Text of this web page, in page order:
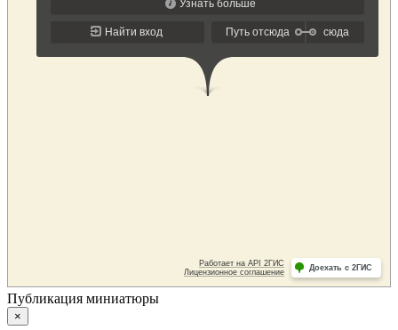
Публикация миниатюры
×